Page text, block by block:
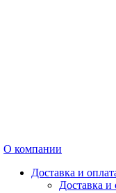
О компании
Доставка и
Доставка и